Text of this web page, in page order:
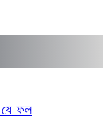
যে ফল